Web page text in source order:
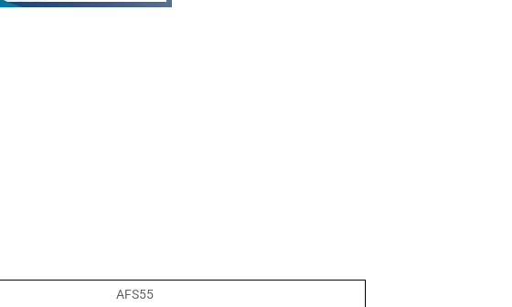
AFS55